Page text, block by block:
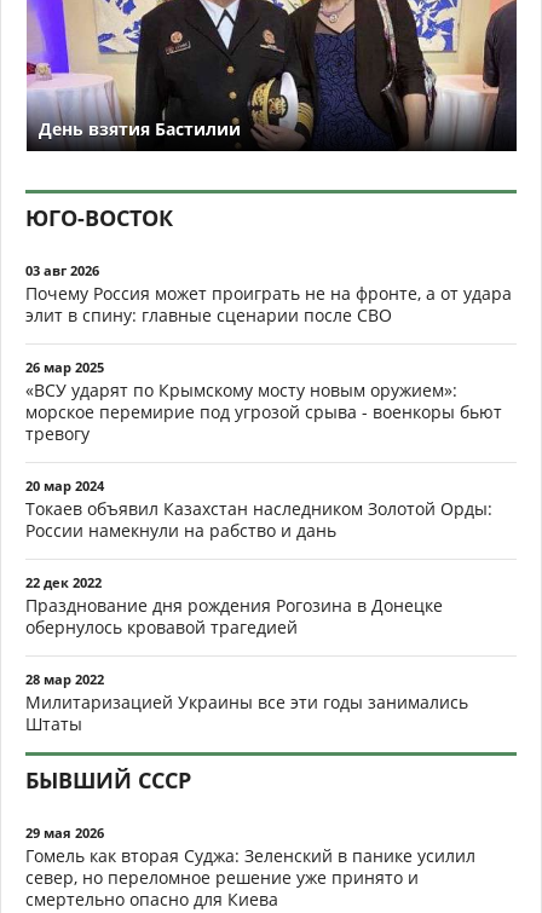
День взятия Бастилии
ЮГО-ВОСТОК
03 авг 2026
Почему Россия может проиграть не на фронте, а от удара
элит в спину: главные сценарии после СВО
26 мар 2025
«ВСУ ударят по Крымскому мосту новым оружием»:
морское перемирие под угрозой срыва - военкоры бьют
тревогу
20 мар 2024
Токаев объявил Казахстан наследником Золотой Орды:
России намекнули на рабство и дань
22 дек 2022
Празднование дня рождения Рогозина в Донецке
обернулось кровавой трагедией
28 мар 2022
Милитаризацией Украины все эти годы занимались
Штаты
БЫВШИЙ СССР
29 мая 2026
Гомель как вторая Суджа: Зеленский в панике усилил
север, но переломное решение уже принято и
смертельно опасно для Киева